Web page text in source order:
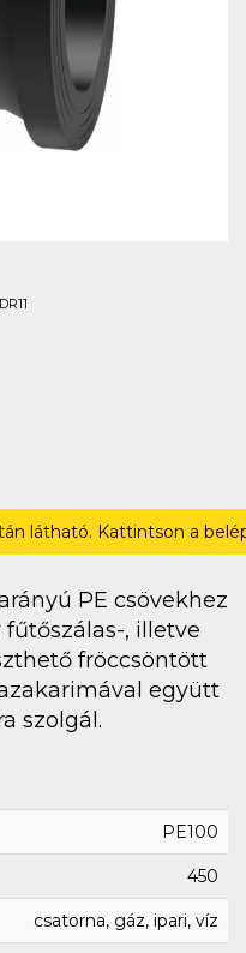
látható. Kattintson a
PE csövekhez
, illetve
fröccsöntött
együtt
szolgál.
PE100
450
csatorna, gáz, ipari, víz